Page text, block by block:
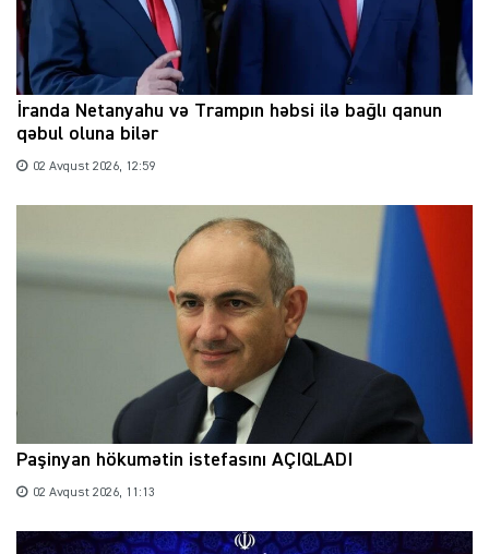
İranda Netanyahu və Trampın həbsi ilə bağlı qanun
qəbul oluna bilər
02 Avqust 2026, 12:59
Paşinyan hökumətin istefasını AÇIQLADI
02 Avqust 2026, 11:13